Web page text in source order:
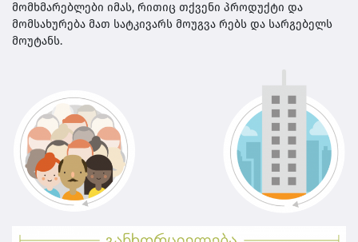
მომხმარებლე­ბი იმას, რითიც თქვენი პროდუქტი და
მომსახურება მათ სატკივარს მოუგვა­ რებს და სარგებელს
მოუტანს.